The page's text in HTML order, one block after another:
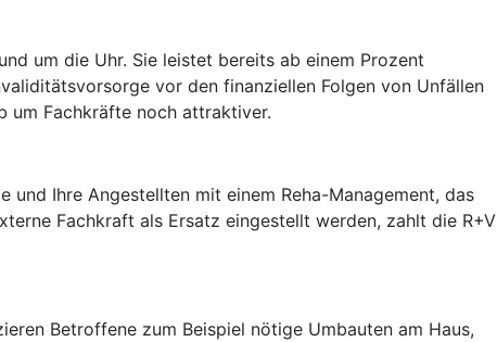
um die Uhr. Sie leistet bereits ab einem Prozent
vor den finanziellen Folgen von Unfällen
um Fachkräfte noch attraktiver.
Ihre Angestellten mit einem Reha-Management, das
Fachkraft als Ersatz eingestellt werden, zahlt die R+V
Betroffene zum Beispiel nötige Umbauten am Haus,